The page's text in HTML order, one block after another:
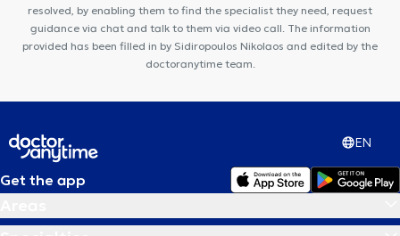
resolved, by enabling them to find the specialist they need, request
guidance via chat and talk to them via video call. The information
provided has been filled in by Sidiropoulos Nikolaos and edited by the
doctoranytime team.
EN
Get the app